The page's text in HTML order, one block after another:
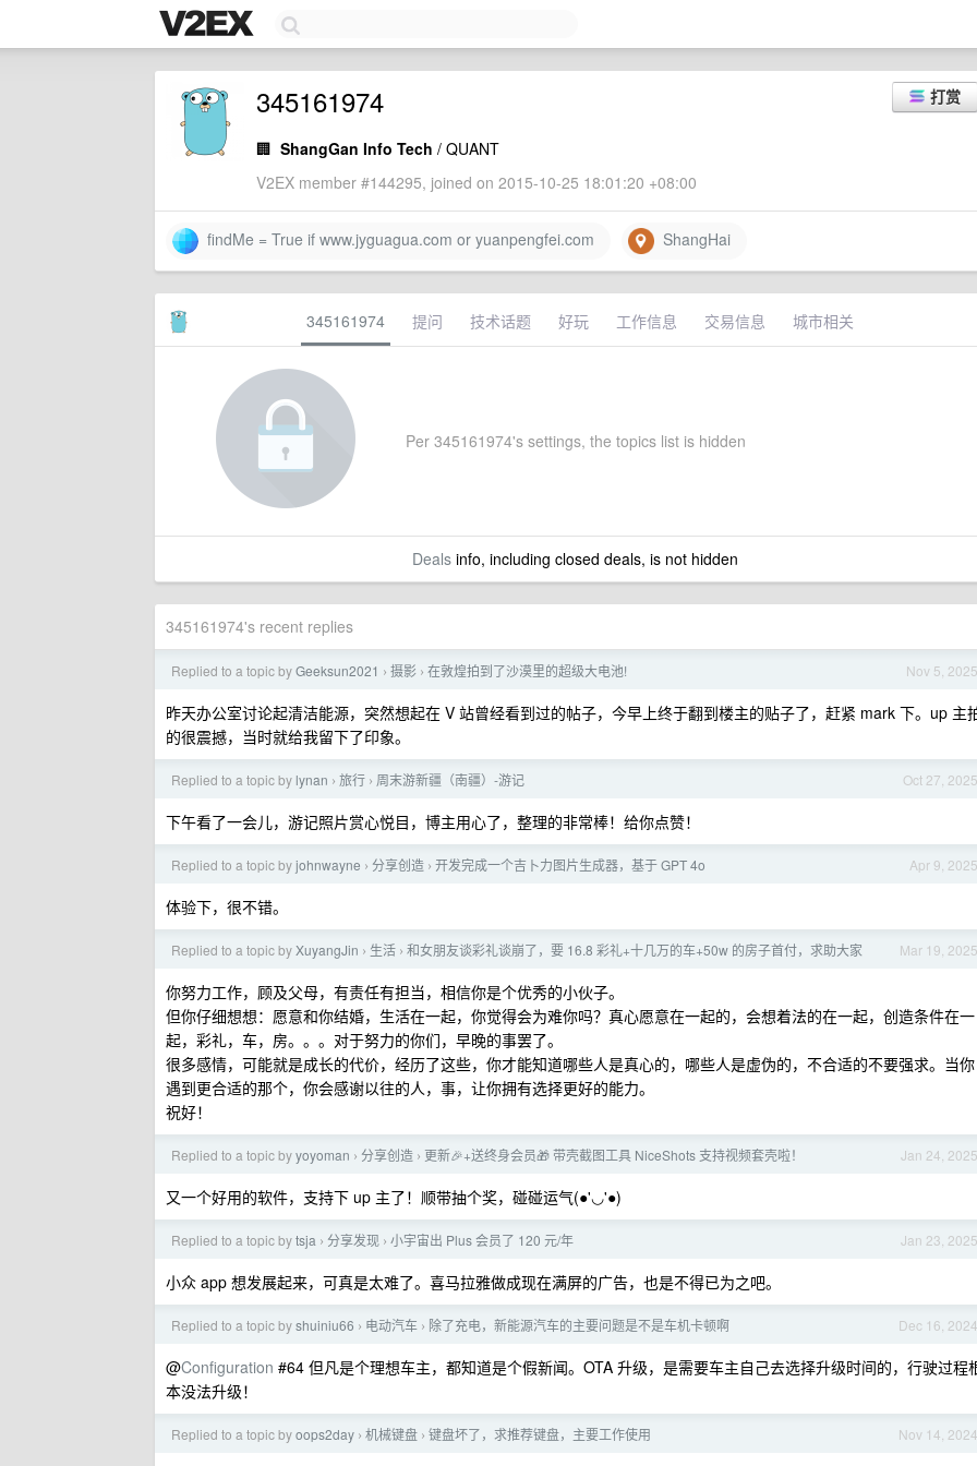
打赏
345161974
🏢 ShangGan Info Tech / QUANT
V2EX member #144295, joined on 2015-10-25 18:01:20 +08:00
findMe = True if www.jyguagua.com or yuanpengfei.com ShangHai
345161974 提问 技术话题 好玩 工作信息 交易信息 城市相关
Per 345161974's settings, the topics list is hidden
Dealsinfo, including closed deals, is not hidden
345161974's recent replies
Nov 5, 2025
Replied to a topic byGeeksun2021 › 摄影 › 在敦煌拍到了沙漠里的超级大电池!
昨天办公室讨论起清洁能源，突然想起在 V 站曾经看到过的帖子，今早上终于翻到楼主的贴子了，赶紧 mark 下。up 主
的很震撼，当时就给我留下了印象。
Oct 27, 2025
Replied to a topic by lynan › 旅行 › 周末游新疆（南疆）-游记
下午看了一会儿，游记照片赏心悦目，博主用心了，整理的非常棒！给你点赞！
Apr 9, 2025
Replied to a topic byjohnwayne › 分享创造 › 开发完成一个吉卜力图片生成器，基于 GPT 4o
体验下，很不错。
Mar 19, 2025
Replied to a topic byXuyangJin › 生活 › 和女朋友谈彩礼谈崩了，要 16.8 彩礼+十几万的车+50w 的房子首付，求助大家
你努力工作，顾及父母，有责任有担当，相信你是个优秀的小伙子。
但你仔细想想：愿意和你结婚，生活在一起，你觉得会为难你吗？真心愿意在一起的，会想着法的在一起，创造条件在一
起，彩礼，车，房。。。对于努力的你们，早晚的事罢了。
很多感情，可能就是成长的代价，经历了这些，你才能知道哪些人是真心的，哪些人是虚伪的，不合适的不要强求。当你
遇到更合适的那个，你会感谢以往的人，事，让你拥有选择更好的能力。
祝好！
Jan 24, 2025
Replied to a topic byyoyoman › 分享创造 › 更新🎉+送终身会员🎁 带壳截图工具 NiceShots 支持视频套壳啦！
又一个好用的软件，支持下 up 主了！顺带抽个奖，碰碰运气(●'◡'●)
Jan 23, 2025
Replied to a topic bytsja › 分享发现 › 小宇宙出 Plus 会员了 120 元/年
小众 app 想发展起来，可真是太难了。喜马拉雅做成现在满屏的广告，也是不得已为之吧。
Dec 16, 2024
Replied to a topic byshuiniu66 › 电动汽车 › 除了充电，新能源汽车的主要问题是不是车机卡顿啊
@Configuration #64 但凡是个理想车主，都知道是个假新闻。OTA 升级，是需要车主自己去选择升级时间的，行驶过程
本没法升级！
Nov 14, 2024
Replied to a topic byoops2day › 机械键盘 › 键盘坏了，求推荐键盘，主要工作使用